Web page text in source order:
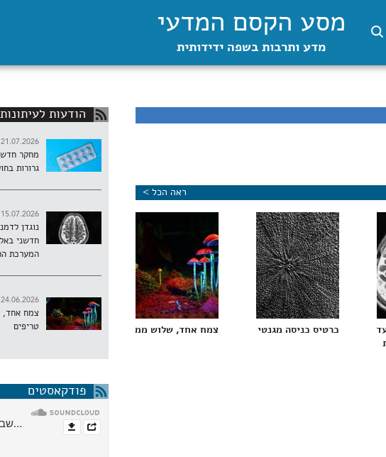
מסע הקסם המדעי
מדע ותרבות בשפה ידידותית
ראה הכל >
סרטןבדרך לטיפול חדשני באלצהיימר הרותם את
כרטיס כניסה מגנטי לראשית החיים בכדור-הארץצמח אחד, שלוש ממלכות, חמישה טריפים
הודעות לעיתונות
21.07.2026
מחקר
גרורות
15.07.2026
נוגדן
חדשני
המערכת
24.06.2026
צמח אחד,
טריפים
פודקאסטים